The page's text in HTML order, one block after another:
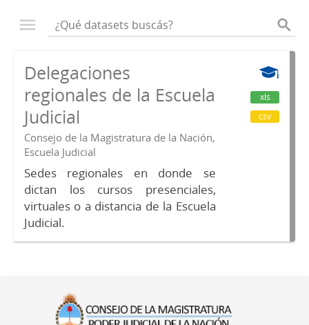
Delegaciones
regionales de la Escuela
Judicial
Consejo de la Magistratura de la Nación,
Escuela Judicial
Sedes regionales en donde se
dictan los cursos presenciales,
virtuales o a distancia de la Escuela
Judicial.
xls
csv